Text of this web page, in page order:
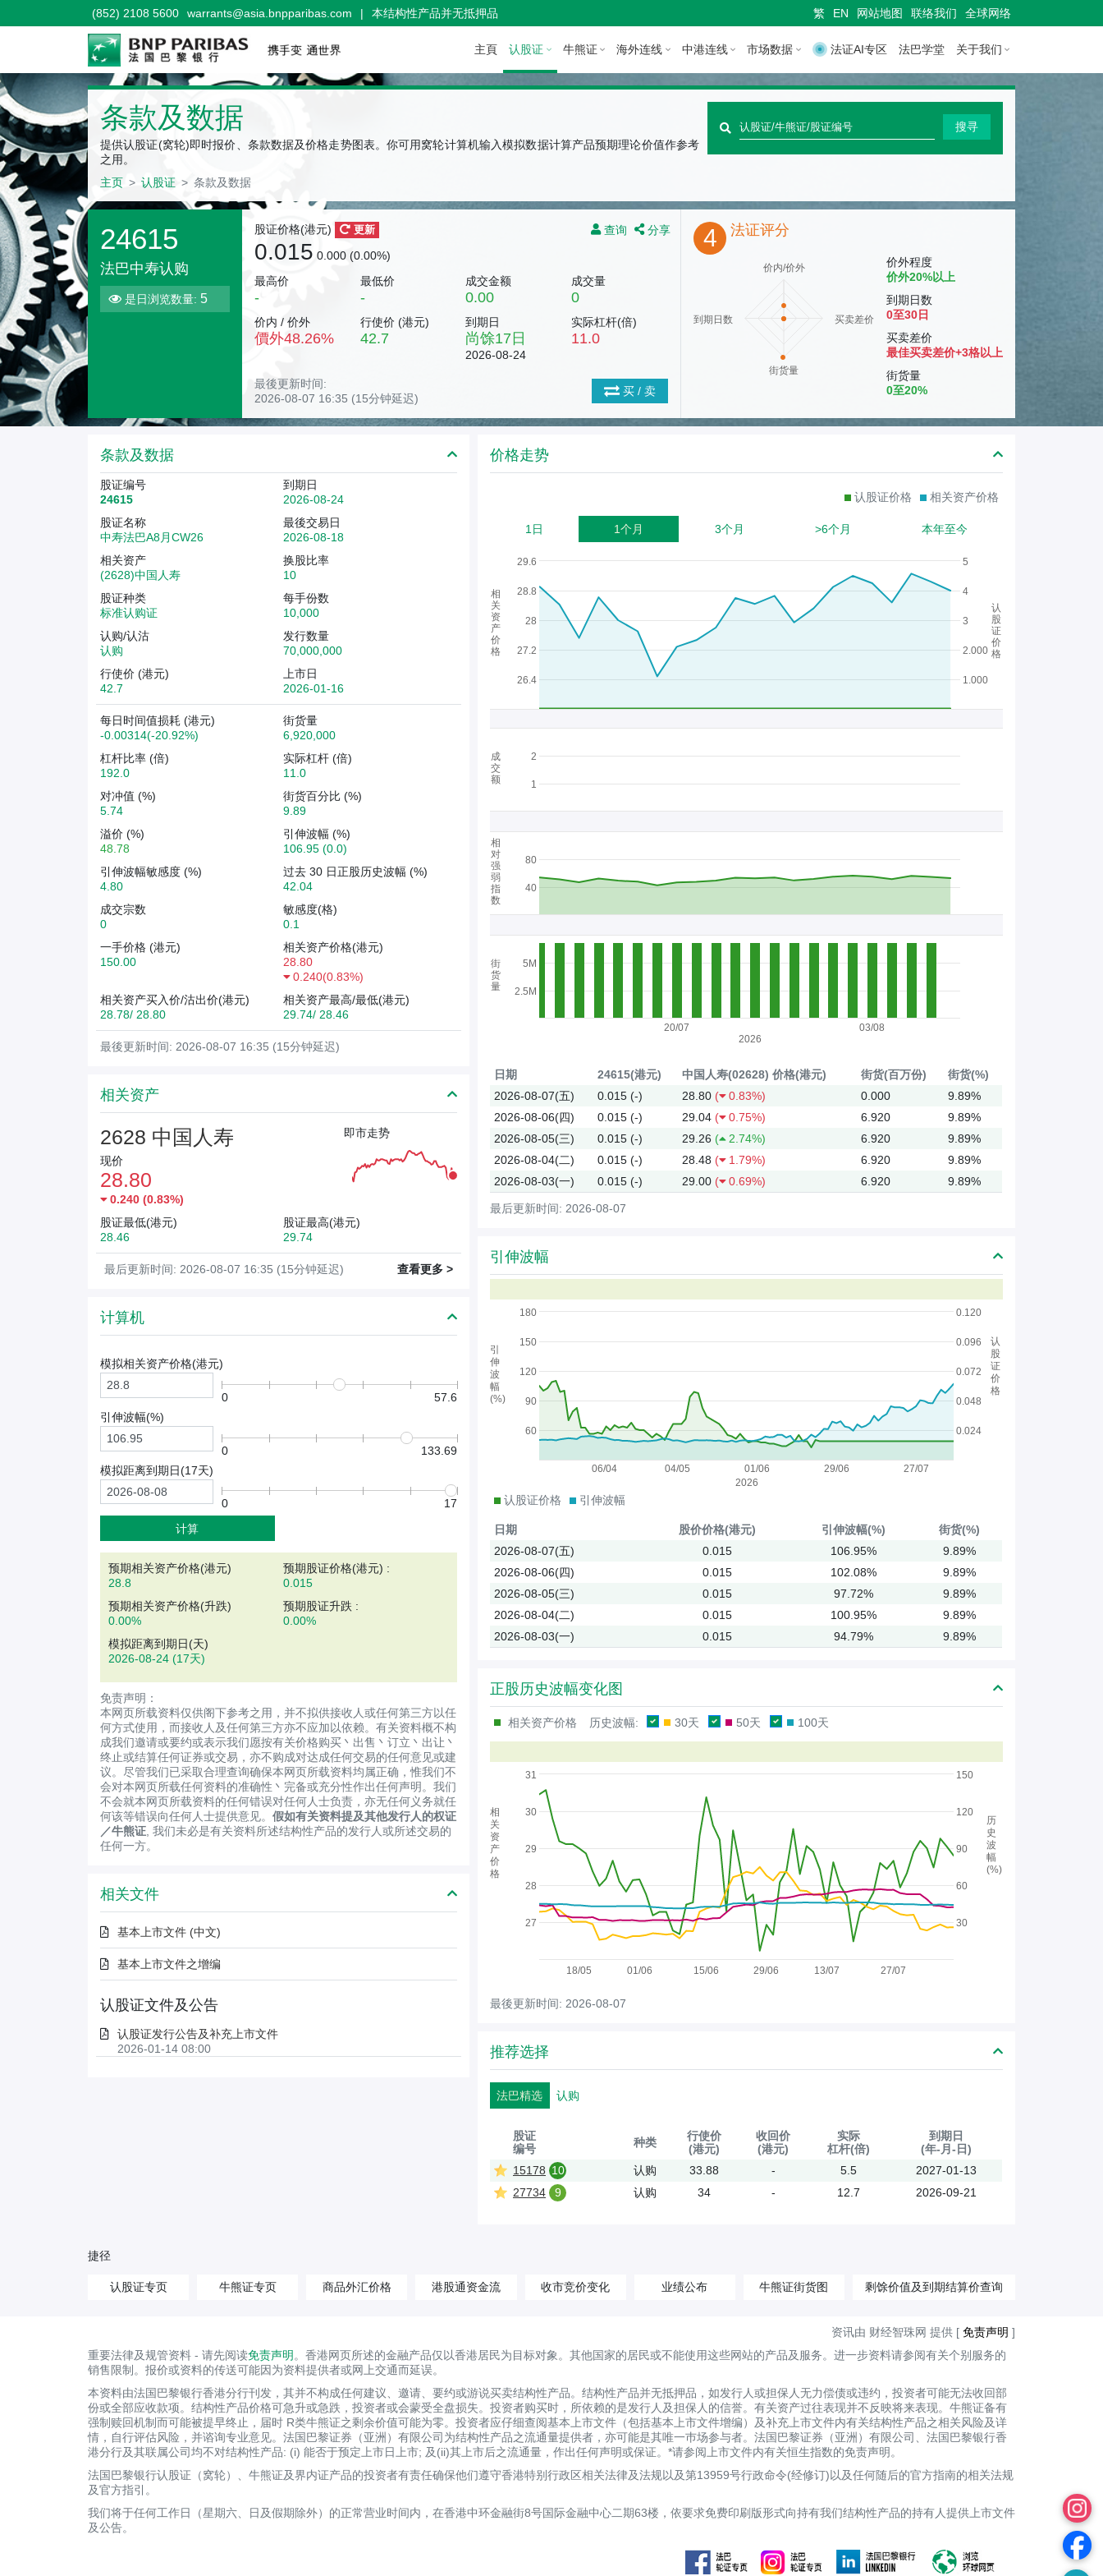
(852) 2108 5600 warrants@asia.bnpparibas.com | 本结构性产品并无抵押品 繁 EN 网站地图 联络我们 全球网络
主頁 认股证 牛熊证 海外连线 中港连线 市场数据 法证AI专区 法巴学堂 关于我们
条款及数据
提供认股证(窝轮)即时报价、条款数据及价格走势图表。你可用窝轮计算机输入模拟数据计算产品预期理论价值作参考
之用。
主页
认股证 条款及数据
快
速
寻
认
/
证
搜寻
24615
法巴中寿认购
是日浏览数量: 5
查询 分享
股证价格(港元) 更新
0.015 0.000 (0.00%)
最高价
-
最低价
-
成交金额
0.00
成交量
0
价内 / 价外
價外48.26%
行使价 (港元)
42.7
到期日
尚馀17日
2026-08-24
实际杠杆(倍)
11.0
最後更新时间:
2026-08-07 16:35 (15分钟延迟)
买 / 卖
4 法证评分
价内/价外
买卖差价
街货量
到期日数
价外程度
价外20%以上
到期日数
0至30日
买卖差价
最佳买卖差价+3格以上
街货量
0至20%
条款及数据
股证编号
24615
到期日
2026-08-24
股证名称
中寿法巴A8月CW26
最後交易日
2026-08-18
相关资产
(2628)中国人寿
换股比率
10
股证种类
标准认购证
每手份数
10,000
认购/认沽
认购
发行数量
70,000,000
行使价 (港元)
42.7
上市日
2026-01-16
每日时间值损耗 (港元)
-0.00314(-20.92%)
街货量
6,920,000
杠杆比率 (倍)
192.0
实际杠杆 (倍)
11.0
对冲值 (%)
5.74
街货百分比 (%)
9.89
溢价 (%)
48.78
引伸波幅 (%)
106.95 (0.0)
引伸波幅敏感度 (%)
4.80
过去 30 日正股历史波幅 (%)
42.04
成交宗数
0
敏感度(格)
0.1
一手价格 (港元)
150.00
相关资产价格(港元)
28.80
0.240(0.83%)
相关资产买入价/沽出价(港元)
28.78/ 28.80
相关资产最高/最低(港元)
29.74/ 28.46
最後更新时间: 2026-08-07 16:35 (15分钟延迟)
相关资产
2628 中国人寿
现价
28.80
0.240 (0.83%)
即市走势
股证最低(港元)
28.46
股证最高(港元)
29.74
最后更新时间: 2026-08-07 16:35 (15分钟延迟) 查看更多 >
计算机
模拟相关资产价格(港元)
0
57.6
引伸波幅(%)
0
133.69
模拟距离到期日(17天)
0
17
计算
预期相关资产价格(港元)
28.8
预期股证价格(港元) :
0.015
预期相关资产价格(升跌)
0.00%
预期股证升跌 :
0.00%
模拟距离到期日(天)
2026-08-24 (17天)
免责声明：
本网页所载资料仅供阁下参考之用，并不拟供接收人或任何第三方以任
何方式使用，而接收人及任何第三方亦不应加以依赖。有关资料概不构
成我们邀请或要约或表示我们愿按有关价格购买丶出售丶订立丶出让丶
终止或结算任何证券或交易，亦不购成对达成任何交易的任何意见或建
议。尽管我们已采取合理查询确保本网页所载资料均属正确，惟我们不
会对本网页所载任何资料的准确性丶完备或充分性作出任何声明。我们
不会就本网页所载资料的任何错误对任何人士负责，亦无任何义务就任
何该等错误向任何人士提供意见。 假如有关资料提及其他发行人的权证
／牛熊证 , 我们未必是有关资料所述结构性产品的发行人或所述交易的
任何一方。
相关文件
基本上市文件 (中文)
基本上市文件之增编
认股证文件及公告
认股证发行公告及补充上市文件
2026-01-14 08:00
价格走势
认股证价格 相关资产价格
1日 1个月 3个月 >6个月 本年至今
20/07 03/08
28
26.4
27.2
28.8
29.6
1.000
2.000
3
4
5
1
2
40
80
2.5M
5M
2026
相
关
资
产
价
格
认
股
证
价
格
成
交
额
相
对
强
弱
指
数
街
货
量
日期 24615(港元) 中国人寿(02628) 价格(港元) 街货(百万份)
街货(%)
2026-08-07(五)
0.015 (-) 28.80 ( 0.83%) 0.000
9.89%
2026-08-06(四)
0.015 (-) 29.04 ( 0.75%) 6.920
9.89%
2026-08-05(三)
0.015 (-) 29.26 ( 2.74%) 6.920
9.89%
2026-08-04(二)
0.015 (-) 28.48 ( 1.79%) 6.920
9.89%
2026-08-03(一)
0.015 (-) 29.00 ( 0.69%) 6.920 9.89%
最后更新时间: 2026-08-07
引伸波幅
06/04 04/05 01/06 29/06 27/07
60
90
120
150
180
0.024
0.048
0.072
0.096
0.120
2026
引
伸
波
幅
(%)
认
股
证
价
格
认股证价格 引伸波幅
日期 股价价格(港元) 引伸波幅(%)
街货(%)
2026-08-07(五)
0.015 106.95%
9.89%
2026-08-06(四)
0.015 102.08%
9.89%
2026-08-05(三)
0.015 97.72%
9.89%
2026-08-04(二)
0.015 100.95%
9.89%
2026-08-03(一)
0.015 94.79% 9.89%
正股历史波幅变化图
相关资产价格 历史波幅: 30天 50天 100天
18/05 01/06 15/06 29/06 13/07 27/07
27
28
29
30
31
30
60
90
120
150
相
关
资
产
价
格
历
史
波
幅
(%)
最後更新时间: 2026-08-07
推荐选择
法巴精选 认购
股证
编号
种类
行使价
(港元)
收回价
(港元)
实际
杠杆(倍)
到期日
(年-月-日)
15178 10 认购 33.88 - 5.5
2027-01-13
27734
9 认购 34 - 12.7 2026-09-21
捷径
认股证专页 牛熊证专页 商品外汇价格 港股通资金流 收市竞价变化 业绩公布 牛熊证街货图 剩馀价值及到期结算价查询
资讯由 财经智珠网 提供 [ 免责声明 ]
重要法律及规管资料 - 请先阅读免责声明 。香港网页所述的金融产品仅以香港居民为目标对象。其他国家的居民或不能使用这些网站的产品及服务。进一步资料请参阅有关个别服务的
销售限制。报价或资料的传送可能因为资料提供者或网上交通而延误。
本资料由法国巴黎银行香港分行刊发，其并不构成任何建议、邀请、要约或游说买卖结构性产品。结构性产品并无抵押品，如发行人或担保人无力偿债或违约，投资者可能无法收回部
份或全部应收款项。结构性产品价格可急升或急跌，投资者或会蒙受全盘损失。投资者购买时，所依赖的是发行人及担保人的信誉。有关资产过往表现并不反映将来表现。牛熊证备有
强制赎回机制而可能被提早终止，届时 R类牛熊证之剩余价值可能为零。投资者应仔细查阅基本上市文件（包括基本上市文件增编）及补充上市文件内有关结构性产品之相关风险及详
情，自行评估风险，并谘询专业意见。法国巴黎证券（亚洲）有限公司为结构性产品之流通量提供者，亦可能是其唯一巿场参与者。法国巴黎证券（亚洲）有限公司、法国巴黎银行香
港分行及其联属公司均不对结构性产品: (i) 能否于预定上市日上市; 及(ii)其上市后之流通量，作出任何声明或保证。*请参阅上市文件内有关恒生指数的免责声明。
法国巴黎银行认股证（窝轮）、牛熊证及界内证产品的投资者有责任确保他们遵守香港特别行政区相关法律及法规以及第13959号行政命令(经修订)以及任何随后的官方指南的相关法规
及官方指引。
我们将于任何工作日（星期六、日及假期除外）的正常营业时间内，在香港中环金融街8号国际金融中心二期63楼，依要求免费印刷版形式向持有我们结构性产品的持有人提供上市文件
及公告。